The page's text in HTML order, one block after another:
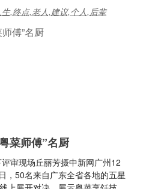
生,终点,老人,建议,个人,后辈
菜师傅”名厨
审现场丘丽芳摄中新网广州12
，50名来自广东全省各地的五星